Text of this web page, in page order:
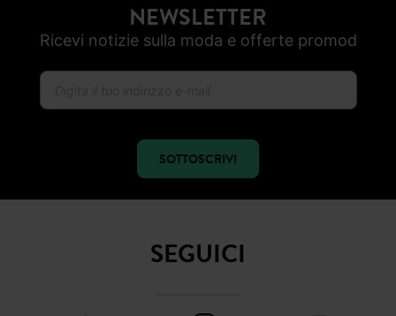
NEWSLETTER
Ricevi notizie sulla moda e offerte promod
SOTTOSCRIVI
SEGUICI